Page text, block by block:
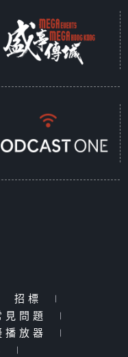
招標
|
見問題
|
播放器
|
|